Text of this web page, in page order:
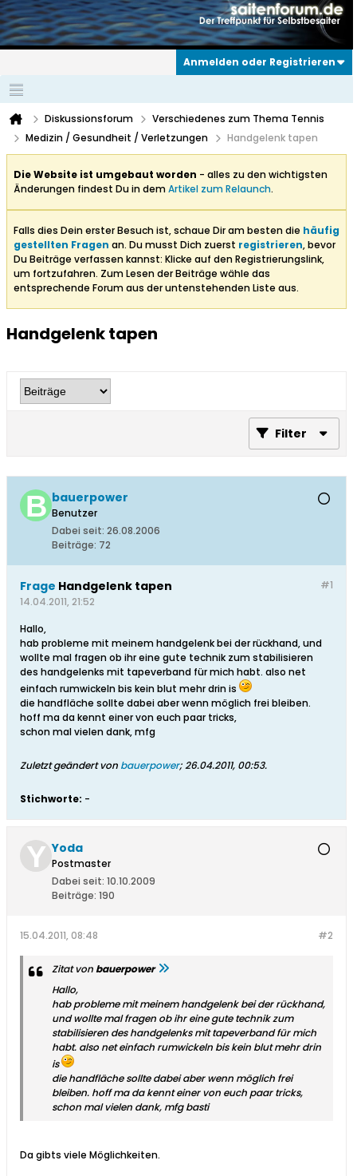
Anmelden oder Registrieren
Diskussionsforum
Verschiedenes zum Thema Tennis
Medizin / Gesundheit / Verletzungen
Handgelenk tapen
Die Website ist umgebaut worden - alles zu den wichtigsten
Änderungen findest Du in demArtikel zum Relaunch.
Falls dies Dein erster Besuch ist, schaue Dir am besten die häufig
gestellten Fragen an. Du musst Dich zuerst registrieren, bevor
Du Beiträge verfassen kannst: Klicke auf den Registrierungslink,
um fortzufahren. Zum Lesen der Beiträge wähle das
entsprechende Forum aus der untenstehenden Liste aus.
Handgelenk tapen
Filter
bauerpower
Benutzer
Dabei seit: 26.08.2006
Beiträge: 72
#1
Frage Handgelenk tapen
14.04.2011, 21:52
Hallo,
hab probleme mit meinem handgelenk bei der rückhand, und
wollte mal fragen ob ihr eine gute technik zum stabilisieren
des handgelenks mit tapeverband für mich habt. also net
einfach rumwickeln bis kein blut mehr drin is
die handfläche sollte dabei aber wenn möglich frei bleiben.
hoff ma da kennt einer von euch paar tricks,
schon mal vielen dank, mfg
Zuletzt geändert von bauerpower;26.04.2011, 00:53.
Stichworte: -
Yoda
Postmaster
Dabei seit: 10.10.2009
Beiträge: 190
#2
15.04.2011, 08:48
Zitat vonbauerpower
Hallo,
hab probleme mit meinem handgelenk bei der rückhand,
und wollte mal fragen ob ihr eine gute technik zum
stabilisieren des handgelenks mit tapeverband für mich
habt. also net einfach rumwickeln bis kein blut mehr drin
is
die handfläche sollte dabei aber wenn möglich frei
bleiben. hoff ma da kennt einer von euch paar tricks,
schon mal vielen dank, mfg basti
Da gibts viele Möglichkeiten.